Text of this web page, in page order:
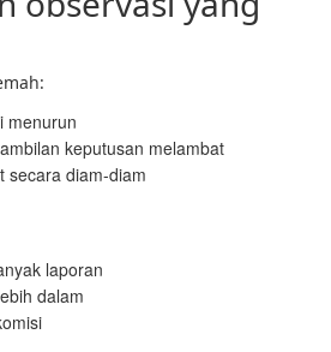
menurun
keputusan melambat
secara diam-diam
laporan
dalam